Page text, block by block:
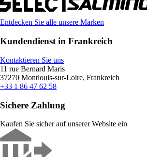
Entdecken Sie alle unsere Marken
Kundendienst in Frankreich
Kontaktieren Sie uns
11 rue Bernard Maris
37270 Montlouis-sur-Loire, Frankreich
+33 1 86 47 62 58
Sichere Zahlung
Kaufen Sie sicher auf unserer Website ein